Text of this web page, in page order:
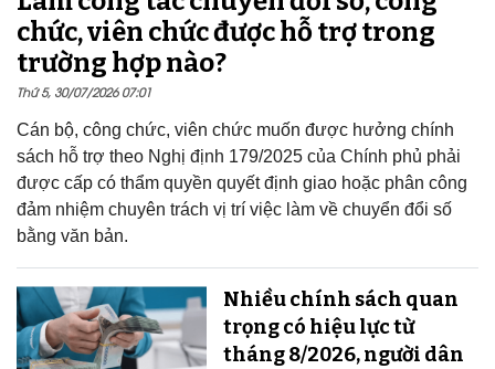
chức, viên chức được hỗ trợ trong
trường hợp nào?
Thứ 5, 30/07/2026 07:01
Cán bộ, công chức, viên chức muốn được hưởng chính
sách hỗ trợ theo Nghị định 179/2025 của Chính phủ phải
được cấp có thẩm quyền quyết định giao hoặc phân công
đảm nhiệm chuyên trách vị trí việc làm về chuyển đổi số
bằng văn bản.
Nhiều chính sách quan
trọng có hiệu lực từ
tháng 8/2026, người dân